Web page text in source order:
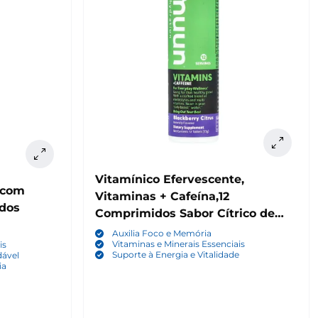
Vitamínico Efervescente,
Vitaminas + Cafeína,12
Comprimidos Sabor Cítrico de
Amora, Nuun
Auxilia Foco e Memória
Vitaminas e Minerais Essenciais
Suporte à Energia e Vitalidade